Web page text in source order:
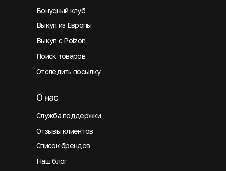
Бонусный клуб
Выкуп из Европы
Выкуп с Poizon
Поиск товаров
Отследить посылку
Служба поддержки
О нас
Отзывы клиентов
Список брендов
Наш блог